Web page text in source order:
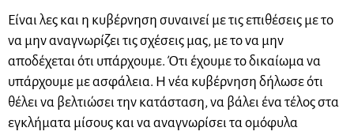
Είναι λες και η κυβέρνηση συναινεί με τις επιθέσεις με το
να μην αναγνωρίζει τις σχέσεις μας, με το να μην
αποδέχεται ότι υπάρχουμε. Ότι έχουμε το δικαίωμα να
υπάρχουμε με ασφάλεια. Η νέα κυβέρνηση δήλωσε ότι
θέλει να βελτιώσει την κατάσταση, να βάλει ένα τέλος στα
εγκλήματα μίσους και να αναγνωρίσει τα ομόφυλα